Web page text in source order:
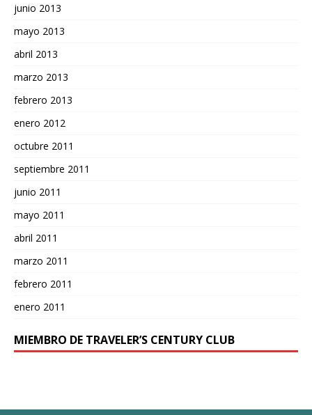
junio 2013
mayo 2013
abril 2013
marzo 2013
febrero 2013
enero 2012
octubre 2011
septiembre 2011
junio 2011
mayo 2011
abril 2011
marzo 2011
febrero 2011
enero 2011
MIEMBRO DE TRAVELER’S CENTURY CLUB